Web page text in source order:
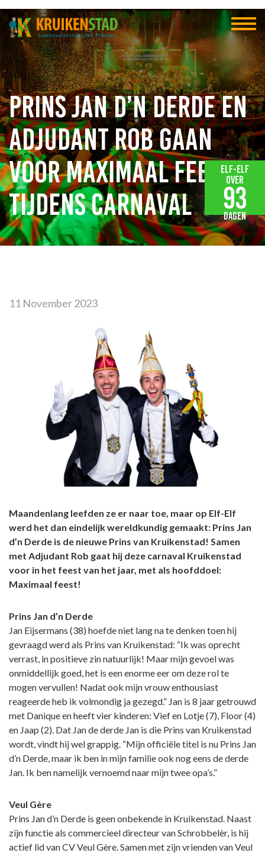
Prins Jan d’n Derde en
Adjudant Rob gaan
voor maximaal feest
tijdens carnaval
11 November 2023
Maandenlang leefden ze er naar toe, maar op Elf-Elf
werd het dan eindelijk wereldkundig gemaakt: Prins Jan
d’n Derde is de nieuwe Prins van Kruikenstad! Samen
met Adjudant Rob gaat hij deze carnaval Kruikenstad
voor in het feest van het jaar, met als hoofddoel:
Maximaal feest!
Prins Jan d’n Derde
Jan Eijsermans (38) hoefde niet lang na te denken toen hij
gevraagd werd als Prins van Kruikenstad: “Ik was oprecht
verrast, in positieve zin natuurlijk! Maar mijn gevoel was
onmiddellijk goed, het is een enorme eer om deze rol te
mogen vervullen! Nadat ook mijn vrouw enthousiast
reageerde heb ik volmondig ja gezegd.” Jan is 8 jaar getrouwd
met Danique en heeft vier kinderen: Vief en Lotje (7), Floor (4)
en Jaap (2). Dat Jan de derde Jan is die Prins van Kruikenstad
wordt, vindt hij wel grappig. “Mijn officiële titel is nu Prins Jan
d’n Derde, maar ik ben in mijn familie ook nog eens de derde
Jan. Ik ben namelijk vernoemd naar mijn twee opa’s.”
Veul Gère
Prins Jan d’n Derde is geen onbekende in Kruikenstad. Naast
zijn functie als commercieel directeur van Schrobbelèr, is hij
actief lid van CV Veul Gère. Samen met zijn vrienden van Veul
Elf-elf
over
93
dagen